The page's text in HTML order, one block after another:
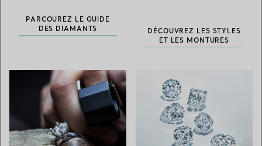
PARCOUREZ LE GUIDE
DES DIAMANTS
DÉCOUVREZ LES STYLES
ET LES MONTURES